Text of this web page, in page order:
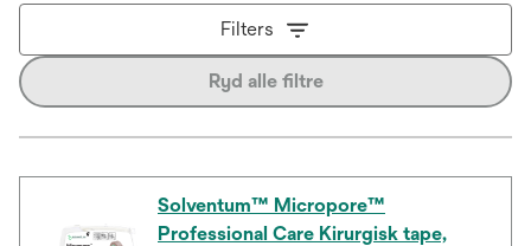
Filters
Ryd alle filtre
Solventum™ Micropore™
Professional Care Kirurgisk tape,